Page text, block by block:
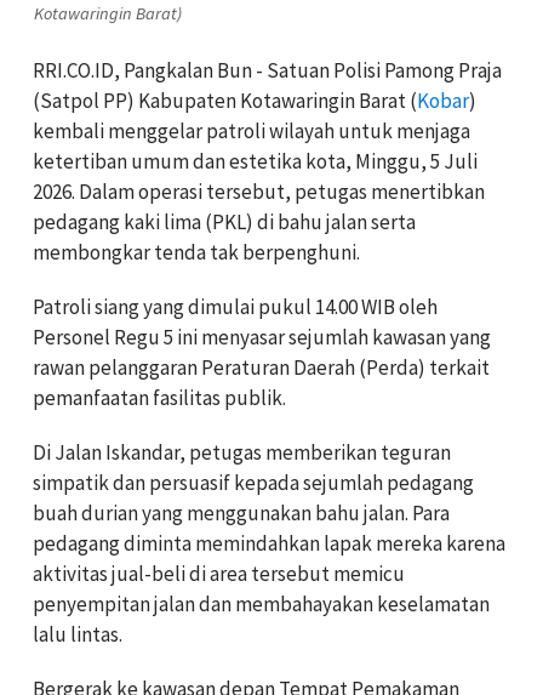
Kotawaringin Barat)
RRI.CO.ID, Pangkalan Bun - Satuan Polisi Pamong Praja
(Satpol PP) Kabupaten Kotawaringin Barat (Kobar)
kembali menggelar patroli wilayah untuk menjaga
ketertiban umum dan estetika kota, Minggu, 5 Juli
2026. Dalam operasi tersebut, petugas menertibkan
pedagang kaki lima (PKL) di bahu jalan serta
membongkar tenda tak berpenghuni.
Patroli siang yang dimulai pukul 14.00 WIB oleh
Personel Regu 5 ini menyasar sejumlah kawasan yang
rawan pelanggaran Peraturan Daerah (Perda) terkait
pemanfaatan fasilitas publik.
Di Jalan Iskandar, petugas memberikan teguran
simpatik dan persuasif kepada sejumlah pedagang
buah durian yang menggunakan bahu jalan. Para
pedagang diminta memindahkan lapak mereka karena
aktivitas jual-beli di area tersebut memicu
penyempitan jalan dan membahayakan keselamatan
lalu lintas.
Bergerak ke kawasan depan Tempat Pemakaman